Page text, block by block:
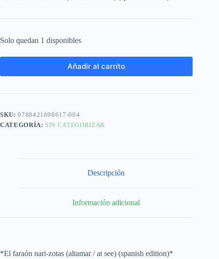
Solo quedan 1 disponibles
Añadir al carrito
SKU:9788421698617-004
CATEGORÍA: SIN CATEGORIZAR
Descripción
Información adicional
*El faraón nari-zotas (altamar / at see) (spanish edition)*